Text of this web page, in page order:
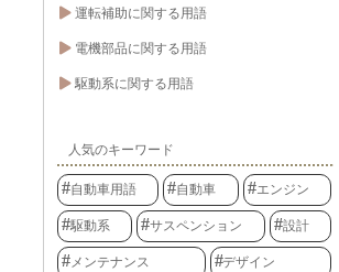
運転補助に関する用語
電機部品に関する用語
駆動系に関する用語
人気のキーワード
自動車用語 自動車 エンジン
駆動系 サスペンション 設計
メンテナンス デザイン